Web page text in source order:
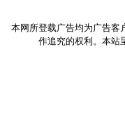
本网所登载广告均为广告客
作追究的权利。本站